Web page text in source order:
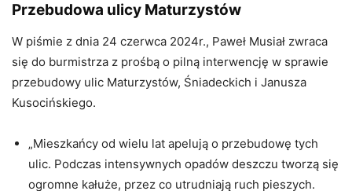
Przebudowa ulicy Maturzystów
W piśmie z dnia 24 czerwca 2024r., Paweł Musiał zwraca
się do burmistrza z prośbą o pilną interwencję w sprawie
przebudowy ulic Maturzystów, Śniadeckich i Janusza
Kusocińskiego.
„Mieszkańcy od wielu lat apelują o przebudowę tych
ulic. Podczas intensywnych opadów deszczu tworzą się
ogromne kałuże, przez co utrudniają ruch pieszych.